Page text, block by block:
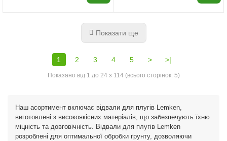
Показати ще
1 2 3 4 5 > >|
Показано від 1 до 24 з 114 (всього сторінок: 5)
Наш асортимент включає відвали для плугів Lemken,
виготовлені з високоякісних матеріалів, що забезпечують їхню
міцність та довговічність. Відвали для плугів Lemken
розроблені для оптимальної обробки ґрунту, дозволяючи